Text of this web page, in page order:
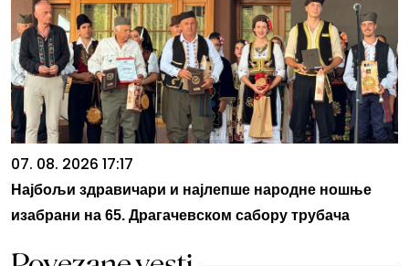
07. 08. 2026 17:17
Најбољи здравичари и најлепше народне ношње
изабрани на 65. Драгачевском сабору трубача